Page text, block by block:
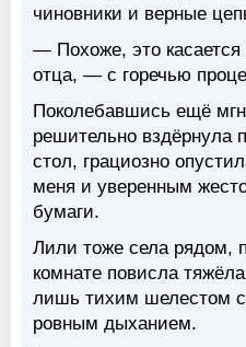
чиновники и верные
— Похоже, это
отца, — с горечью
Поколебавшись ещё
решительно вздёрнула
стол, грациозно
меня и уверенным
бумаги.
Лили тоже села рядом,
комнате повисла
лишь тихим шелестом
ровным дыханием.